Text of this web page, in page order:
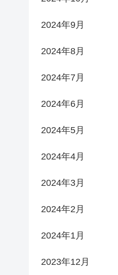
2024年9月
2024年8月
2024年7月
2024年6月
2024年5月
2024年4月
2024年3月
2024年2月
2024年1月
2023年12月